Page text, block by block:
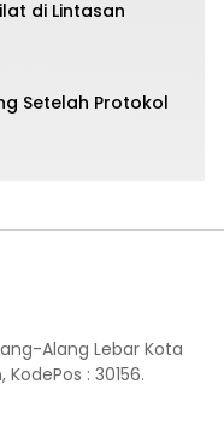
di Lintasan
Setelah Protokol
Alang Lebar Kota
: 30156.